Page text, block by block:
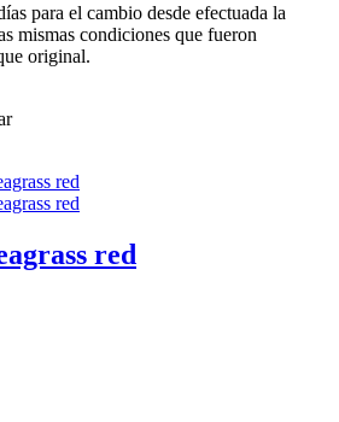
para el cambio desde efectuada la
mismas condiciones que fueron
original.
red